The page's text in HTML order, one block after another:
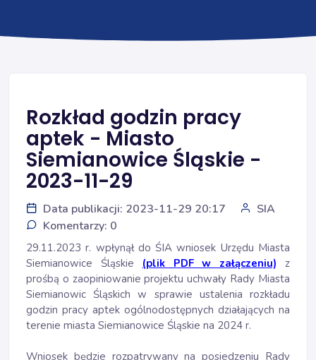
Rozkład godzin pracy
aptek - Miasto
Siemianowice Śląskie -
2023-11-29
Data publikacji: 2023-11-29 20:17
SIA
Komentarzy: 0
29.11.2023 r. wpłynął do ŚIA wniosek Urzędu Miasta
Siemianowice Śląskie (plik PDF w załączeniu) z
prośbą o zaopiniowanie projektu uchwały Rady Miasta
Siemianowic Śląskich w sprawie ustalenia rozkładu
godzin pracy aptek ogólnodostępnych działających na
terenie miasta Siemianowice Śląskie na 2024 r.
Wniosek będzie rozpatrywany na posiedzeniu Rady